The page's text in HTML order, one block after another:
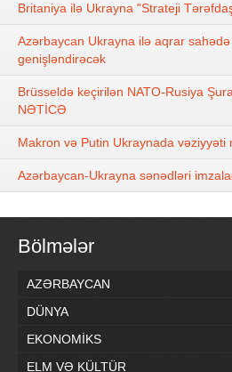
Britaniya ilə Ukrayna "Strateji
Azərbaycan Ukrayna ilə aqrar
genişləndirəcək
Brüsseldə keçirilən NATO-Rusiya
NƏTİCƏ
Makron və Putin Ukraynada vəziyyəti
Azərbaycan-Ukrayna sənədləri
Bölmələr
AZƏRBAYCAN
DÜNYA
EKONOMİKS
ELM VƏ KÜLTÜR